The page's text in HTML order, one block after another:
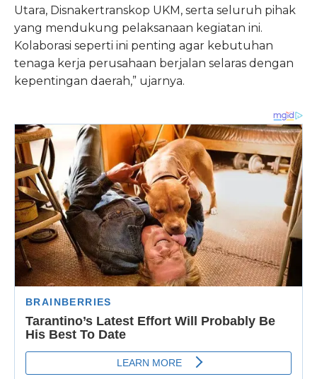
Utara, Disnakertranskop UKM, serta seluruh pihak
yang mendukung pelaksanaan kegiatan ini.
Kolaborasi seperti ini penting agar kebutuhan
tenaga kerja perusahaan berjalan selaras dengan
kepentingan daerah,” ujarnya.